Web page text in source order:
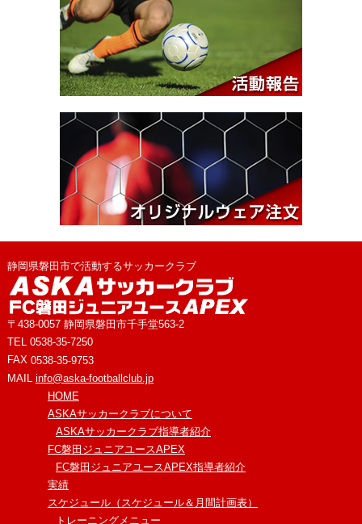
静岡県磐田市で活動するサッカークラブ
〒438-0057 静岡県磐田市千手堂563-2
TEL
0538-35-7250
FAX 0538-35-9753
MAIL
info@aska-footballclub.jp
HOME
ASKAサッカークラブについて
ASKAサッカークラブ指導者紹介
FC磐田ジュニアユースAPEX
FC磐田ジュニアユースAPEX指導者紹介
実績
スケジュール（スケジュール＆月間計画表）
トレーニングメニュー